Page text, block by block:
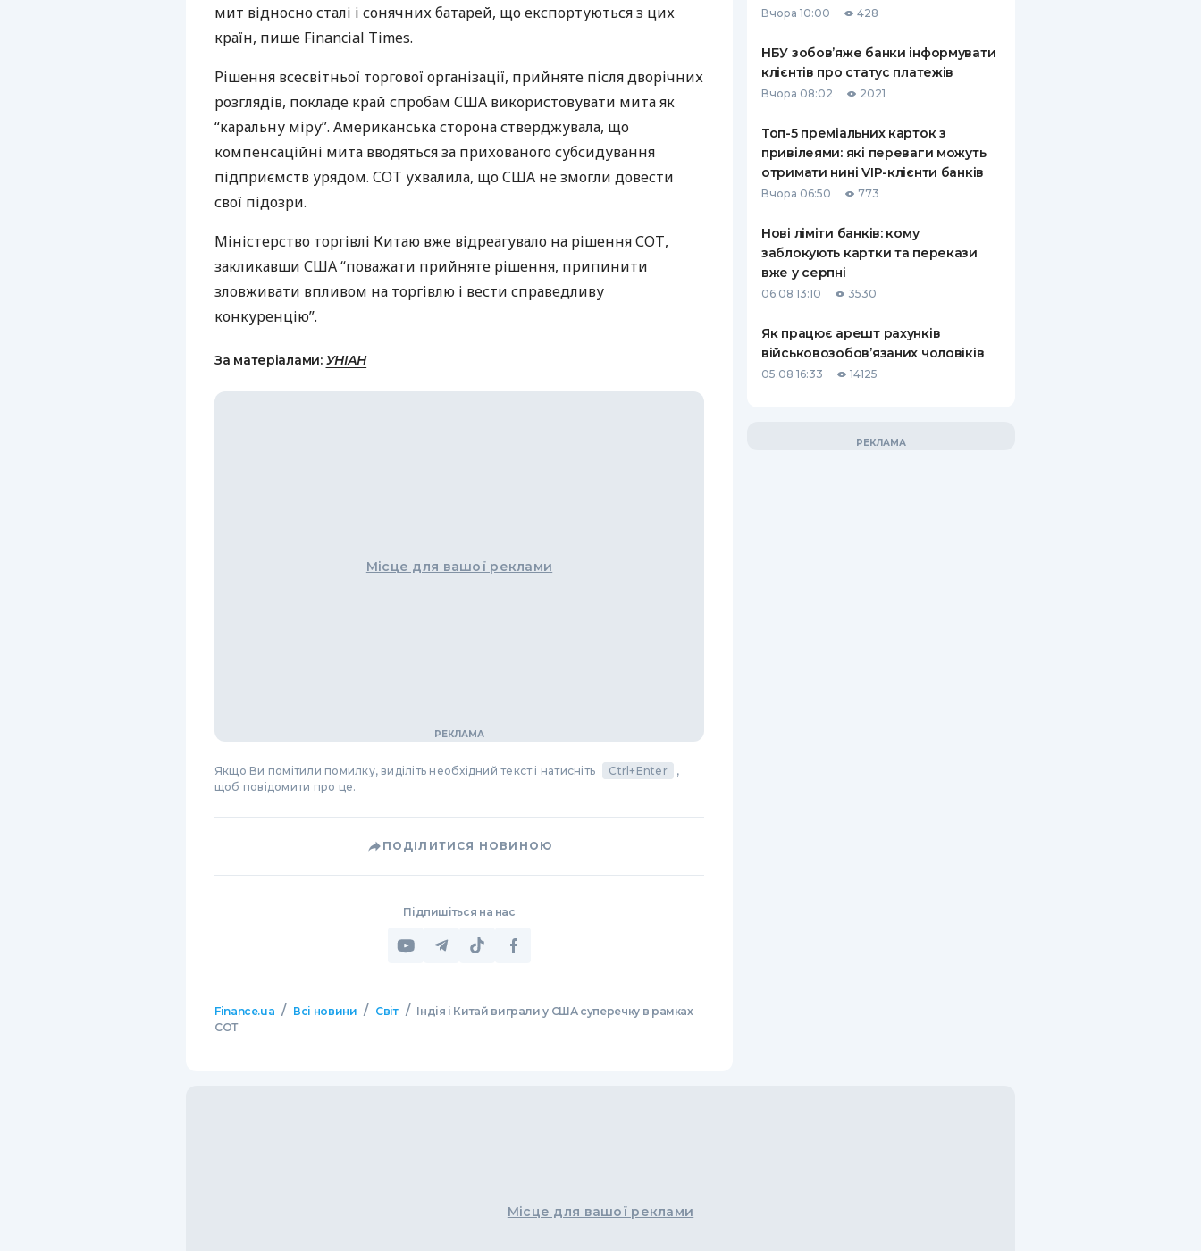
ЩОМІСЯЧНИЙ ОГЛЯД
КЕШБЕКУ
ПУТІВНИКИ ПО
БАНКІВСЬКИХ КАРТКАХ
СТРАХУВАННЮ
ВСІ СТРАХОВІ ПОЛІСИ
ВІДГУКИ ПРО СТРАХОВІ
КОМПАНІЇ
КОНТАКТИ
мит відносно сталі і сонячних батарей, що експортуються з цих
країн, пише Financial Times.
Рішення всесвітньої торгової організації, прийняте після дворічних
розглядів, покладе край спробам США використовувати мита як
“каральну міру”. Американська сторона стверджувала, що
компенсаційні мита вводяться за прихованого субсидування
підприємств урядом. СОТ ухвалила, щоСША не змогли довести
свої підозри.
Міністерство торгівлі Китаю вже відреагувало на рішенняСОТ,
закликавши США“поважати прийняте рішення, припинити
зловживати впливом на торгівлю і вести справедливу
конкуренцію”.
За матеріалами: УНІАН
Місце для вашої реклами
Якщо Ви помітили помилку, виділіть необхідний текст і натисніть Ctrl+Enter
,
щоб повідомити про це.
ПОДІЛИТИСЯ НОВИНОЮ
Підпишіться на нас
Finance.ua / Всі новини / Світ / Індія і Китай виграли у США суперечку в рамках
СОТ
Вчора 10:00 428
НБУ зобов’яже банки інформувати
клієнтів про статус платежів
Вчора 08:02 2021
Топ-5 преміальних карток з
привілеями: які переваги можуть
отримати нині VIP-клієнти банків
Вчора 06:50 773
Нові ліміти банків: кому
заблокують картки та перекази
вже у серпні
06.08 13:10 3530
Як працює арешт рахунків
військовозобов’язаних чоловіків
05.08 16:33 14125
Місце для вашої реклами